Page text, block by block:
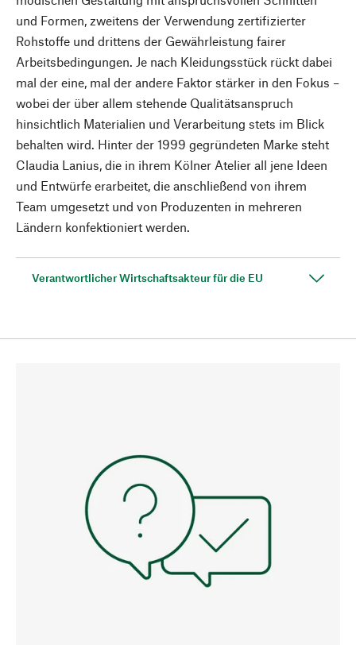
und Formen, zweitens der Verwendung zertifizierter
Rohstoffe und drittens der Gewährleistung fairer
Arbeitsbedingungen. Je nach Kleidungsstück rückt dabei
mal der eine, mal der andere Faktor stärker in den Fokus –
wobei der über allem stehende Qualitätsanspruch
hinsichtlich Materialien und Verarbeitung stets im Blick
behalten wird. Hinter der 1999 gegründeten Marke steht
Claudia Lanius, die in ihrem Kölner Atelier all jene Ideen
und Entwürfe erarbeitet, die anschließend von ihrem
Team umgesetzt und von Produzenten in mehreren
Ländern konfektioniert werden.
Verantwortlicher Wirtschaftsakteur für die EU